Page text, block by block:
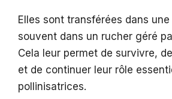
Elles sont transférées dans
souvent dans un rucher géré
Cela leur permet de survivre,
et de continuer leur rôle
pollinisatrices.